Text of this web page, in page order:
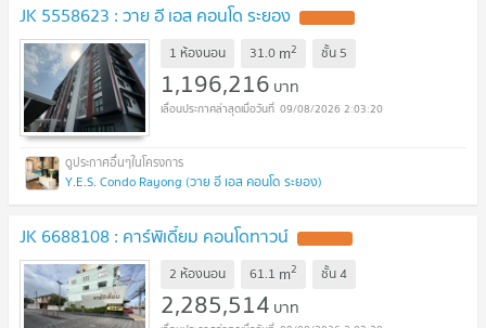
JK 5558623 : วาย อี เอส คอนโด ระยอง
1 ห้องนอน 31.0 m2 ชั้น 5
1,196,216 บาท
09/08/2026 2:03:20
Y.E.S. Condo Rayong (วาย อี เอส คอนโด ระยอง)
JK 6688108 : คาร์พิเดี้ยม คอนโดทาวน์
2 ห้องนอน 61.1 m2 ชั้น4
2,285,514 บาท